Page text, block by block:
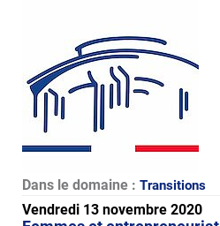
Dans le domaine : Transitions
Vendredi 13 novembre 2020